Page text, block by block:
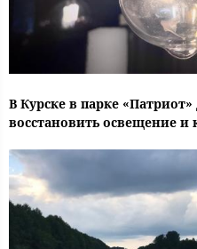
В Курске в парке
восстановить освещение и